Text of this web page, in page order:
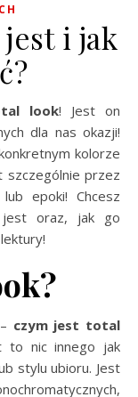
i jak
look! Jest on
dla nas okazji!
kolorze
szczególnie przez
epoki! Chcesz
jest oraz, jak go
czym jest total
to nic innego jak
stylu ubioru. Jest